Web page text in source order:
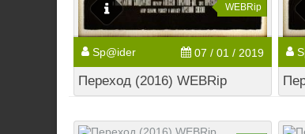
WEBRip
Sp@ider 07 / 01 / 2019
Переход (2016) WEBRip